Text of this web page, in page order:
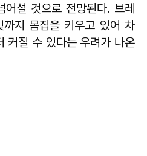
설 것으로 전망된다. 브레
지 몸집을 키우고 있어 차
커질 수 있다는 우려가 나온